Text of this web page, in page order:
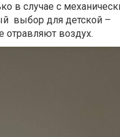
в случае с
выбор для детской –
отравляют воздух.